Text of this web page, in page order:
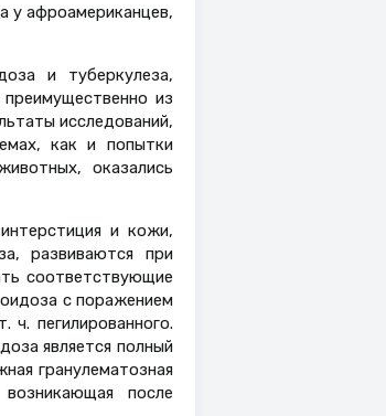
у афроамериканцев,
и туберкулеза,
из
исследований,
как и попытки
оказались
и кожи,
развиваются при
соответствующие
с поражением
пегилированного.
является полный
гранулематозная
после